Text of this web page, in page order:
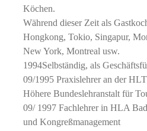
Köchen.
Während dieser Zeit als
Hongkong, Tokio, Singapur,
New York, Montreal usw.
1994Selbständig, als
09/1995 Praxislehrer an der
Höhere Bundeslehranstalt für
09/ 1997 Fachlehrer in HLA
und Kongreßmanagement